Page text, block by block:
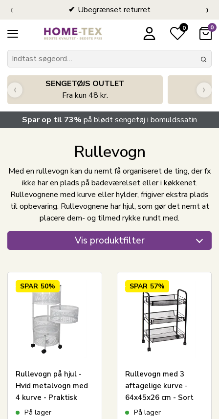
Ubegrænset returret
‹ ›
0 0
SENGETØJS OUTLET
Fra kun 48 kr.
‹ ›
Spar op til 73% på blødt sengetøj i bomuldssatin
Rullevogn
Med en rullevogn kan du nemt få organiseret de ting, der fx
ikke har en plads på badeværelset eller i køkkenet.
Rullevognene med kurve eller hylder, frigiver ekstra plads
til opbevaring. Rullevognene har hjul, som gør det nemt at
placere dem- og tilmed rykke rundt med.
Vis produktfilter
SPAR 50%
Rullevogn på hjul -
Hvid metalvogn med
4 kurve - Praktisk
opbevaringsløsning
På lager
SPAR 57%
Rullevogn med 3
aftagelige kurve -
64x45x26 cm - Sort
metalvogn på hjul
På lager